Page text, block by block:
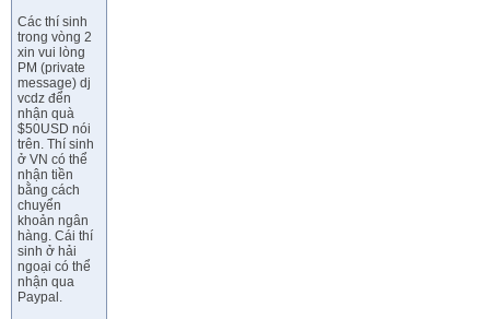
Các thí sinh
trong vòng 2
xin vui lòng
PM (private
message) dj
vcdz đển
nhận quà
$50USD nói
trên. Thí sinh
ở VN có thể
nhận tiền
bằng cách
chuyển
khoản ngân
hàng. Cái thí
sinh ở hải
ngoại có thể
nhận qua
Paypal.